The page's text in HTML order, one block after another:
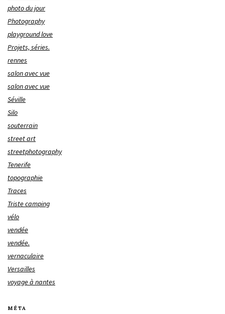
photo du jour
Photography
playground love
Projets, séries.
rennes
salon avec vue
salon avec vue
Séville
Silo
souterrain
street art
streetphotography
Tenerife
topographie
Traces
Triste camping
vélo
vendée
vendée.
vernaculaire
Versailles
voyage à nantes
MÉTA